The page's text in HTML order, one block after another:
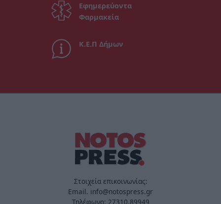
Εφημερεύοντα
Φαρμακεία
Κ.Ε.Π Δήμων
Στοιχεία επικοινωνίας:
Email. info@notospress.gr
Τηλέφωνο: 27310.89949